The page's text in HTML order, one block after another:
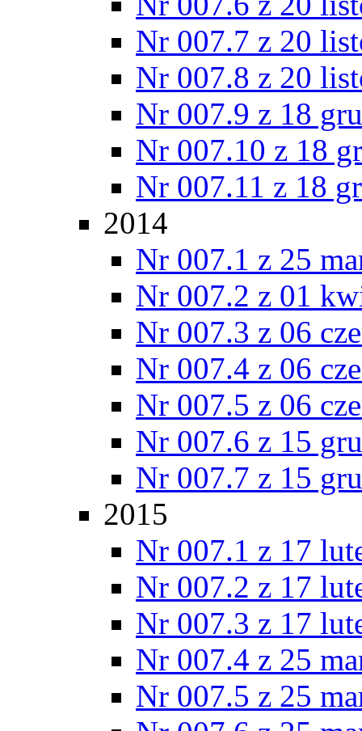
Nr 007.7 z 20
Nr 007.8 z 20
Nr 007.9 z 18
Nr 007.10 z 18
Nr 007.11 z 18
2014
Nr 007.1 z 25
Nr 007.2 z 01
Nr 007.3 z 06
Nr 007.4 z 06
Nr 007.5 z 06
Nr 007.6 z 15
Nr 007.7 z 15
2015
Nr 007.1 z 17
Nr 007.2 z 17
Nr 007.3 z 17
Nr 007.4 z 25
Nr 007.5 z 25